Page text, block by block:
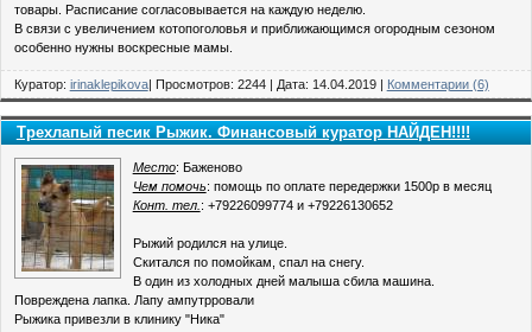
товары. Расписание согласовывается на каждую неделю.
В связи с увеличением котопоголовья и приближающимся огородным сезоном
особенно нужны воскресные мамы.
Куратор: irinaklepikova| Просмотров: 2244 | Дата: 14.04.2019 | Комментарии (6)
Трехлапый песик Рыжик. Финансовый куратор НАЙДЕН!!!!
Место: Баженово
Чем помочь: помощь по оплате передержки 1500р в месяц
Конт. тел. : +79226099774 и +79226130652
Рыжий родился на улице.
Скитался по помойкам, спал на снегу.
В один из холодных дней малыша сбила машина.
Повреждена лапка. Лапу ампутрровали
Рыжика привезли в клинику "Ника"